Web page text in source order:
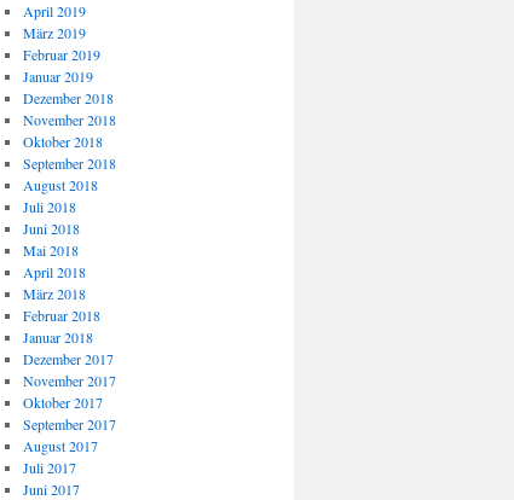
April 2019
März 2019
Februar 2019
Januar 2019
Dezember 2018
November 2018
Oktober 2018
September 2018
August 2018
Juli 2018
Juni 2018
Mai 2018
April 2018
März 2018
Februar 2018
Januar 2018
Dezember 2017
November 2017
Oktober 2017
September 2017
August 2017
Juli 2017
Juni 2017